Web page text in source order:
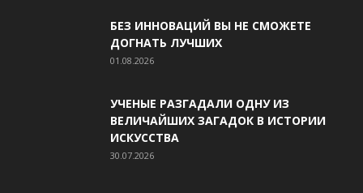
БЕЗ ИННОВАЦИЙ ВЫ НЕ СМОЖЕТЕ
ДОГНАТЬ ЛУЧШИХ
01.08.2026
УЧЕНЫЕ РАЗГАДАЛИ ОДНУ ИЗ
ВЕЛИЧАЙШИХ ЗАГАДОК В ИСТОРИИ
ИСКУССТВА
30.07.2026